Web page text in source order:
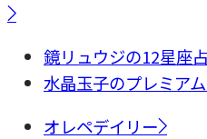
鏡リュウジの12星座
水晶玉子のプレミア
オレペデイリー